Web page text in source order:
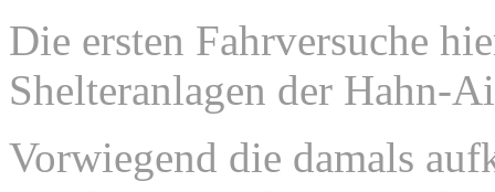
Die ersten Fahrversuche
Shelteranlagen der Hahn-
Vorwiegend die damals